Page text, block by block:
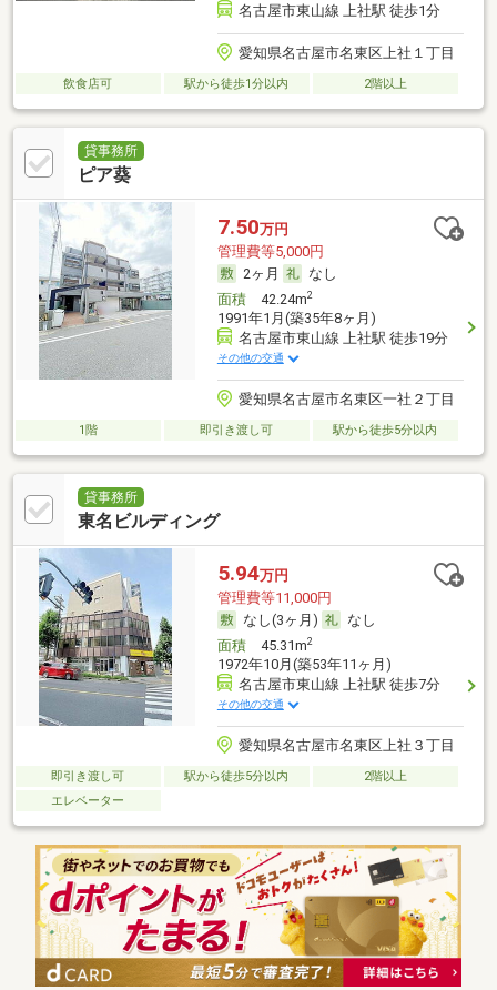
名古屋市東山線 上社駅 徒歩1分
愛知県名古屋市名東区上社１丁目
飲食店可 駅から徒歩1分以内 2階以上
貸事務所
ピア葵
7.50万円
管理費等5,000円
2ヶ月
なし
面積42.24m2
1991年1月(築35年8ヶ月)
名古屋市東山線 上社駅 徒歩19分
その他の交通
愛知県名古屋市名東区一社２丁目
1階 即引き渡し可 駅から徒歩5分以内
貸事務所
東名ビルディング
5.94万円
管理費等11,000円
なし(3ヶ月)
なし
面積45.31m2
1972年10月(築53年11ヶ月)
名古屋市東山線 上社駅 徒歩7分
その他の交通
愛知県名古屋市名東区上社３丁目
即引き渡し可 駅から徒歩5分以内
2階以上
エレベーター